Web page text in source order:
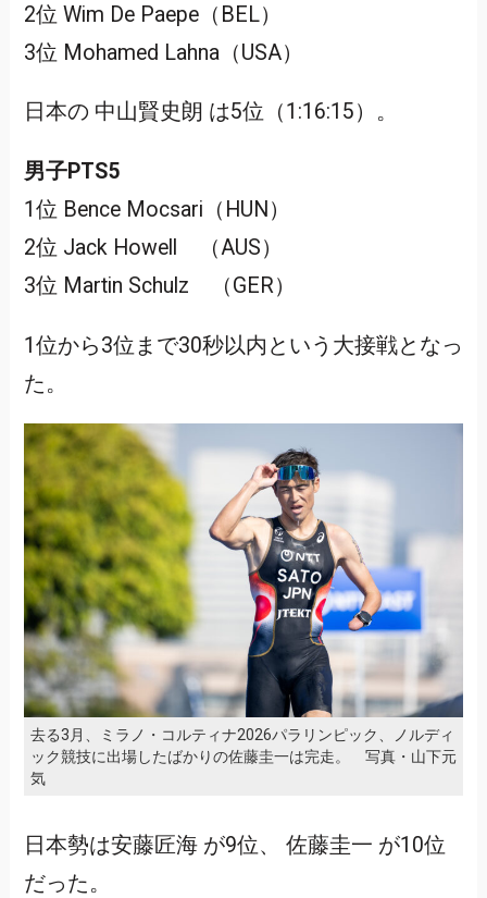
2位 Wim De Paepe（BEL）
3位 Mohamed Lahna（USA）
日本の 中山賢史朗 は5位（1:16:15）。
男子PTS5
1位 Bence Mocsari（HUN）
2位 Jack Howell （AUS）
3位 Martin Schulz （GER）
1位から3位まで30秒以内という大接戦となっ
た。
去る3月、ミラノ・コルティナ2026パラリンピック、ノルディ
ック競技に出場したばかりの佐藤圭一は完走。 写真・山下元
気
日本勢は安藤匠海 が9位、 佐藤圭一 が10位
だった。